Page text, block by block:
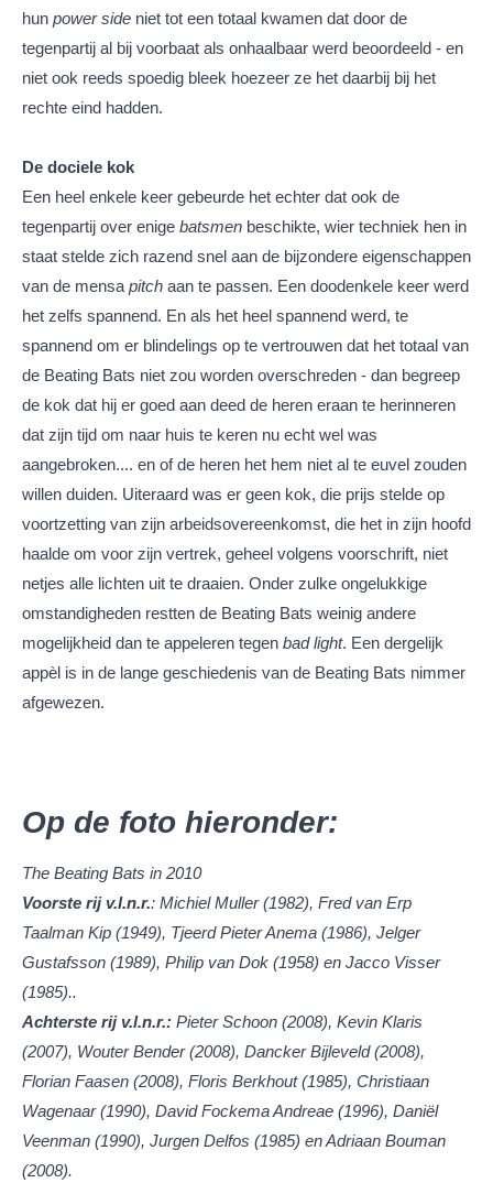
hun power side niet tot een totaal kwamen dat door de
tegenpartij al bij voorbaat als onhaalbaar werd beoordeeld - en
niet ook reeds spoedig bleek hoezeer ze het daarbij bij het
rechte eind hadden.
De dociele kok
Een heel enkele keer gebeurde het echter dat ook de
tegenpartij over enige batsmen beschikte, wier techniek hen in
staat stelde zich razend snel aan de bijzondere eigenschappen
van de mensa pitch aan te passen. Een doodenkele keer werd
het zelfs spannend. En als het heel spannend werd, te
spannend om er blindelings op te vertrouwen dat het totaal van
de Beating Bats niet zou worden overschreden - dan begreep
de kok dat hij er goed aan deed de heren eraan te herinneren
dat zijn tijd om naar huis te keren nu echt wel was
aangebroken.... en of de heren het hem niet al te euvel zouden
willen duiden. Uiteraard was er geen kok, die prijs stelde op
voortzetting van zijn arbeidsovereenkomst, die het in zijn hoofd
haalde om voor zijn vertrek, geheel volgens voorschrift, niet
netjes alle lichten uit te draaien. Onder zulke ongelukkige
omstandigheden restten de Beating Bats weinig andere
mogelijkheid dan te appeleren tegen bad light. Een dergelijk
appèl is in de lange geschiedenis van de Beating Bats nimmer
afgewezen.
Op de foto hieronder:
The Beating Bats in 2010
Voorste rij v.l.n.r.: Michiel Muller (1982), Fred van Erp
Taalman Kip (1949), Tjeerd Pieter Anema (1986), Jelger
Gustafsson (1989), Philip van Dok (1958) en Jacco Visser
(1985)..
Achterste rij v.l.n.r.: Pieter Schoon (2008), Kevin Klaris
(2007), Wouter Bender (2008), Dancker Bijleveld (2008),
Florian Faasen (2008), Floris Berkhout (1985), Christiaan
Wagenaar (1990), David Fockema Andreae (1996), Daniël
Veenman (1990), Jurgen Delfos (1985) en Adriaan Bouman
(2008).